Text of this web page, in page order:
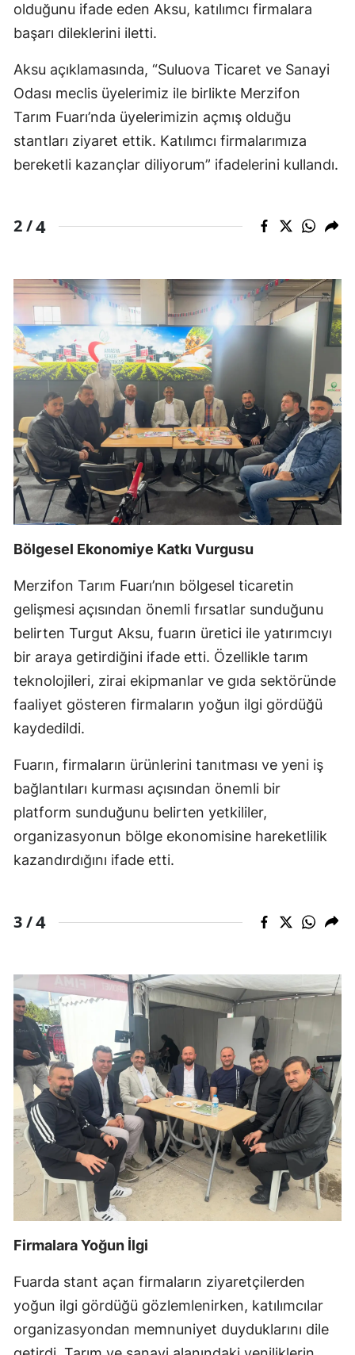
olduğunu ifade eden Aksu, katılımcı firmalara
başarı dileklerini iletti.
Aksu açıklamasında, “Suluova Ticaret ve Sanayi
Odası meclis üyelerimiz ile birlikte Merzifon
Tarım Fuarı’nda üyelerimizin açmış olduğu
stantları ziyaret ettik. Katılımcı firmalarımıza
bereketli kazançlar diliyorum” ifadelerini kullandı.
2 /4
Bölgesel Ekonomiye Katkı Vurgusu
Merzifon Tarım Fuarı’nın bölgesel ticaretin
gelişmesi açısından önemli fırsatlar sunduğunu
belirten Turgut Aksu, fuarın üretici ile yatırımcıyı
bir araya getirdiğini ifade etti. Özellikle tarım
teknolojileri, zirai ekipmanlar ve gıda sektöründe
faaliyet gösteren firmaların yoğun ilgi gördüğü
kaydedildi.
Fuarın, firmaların ürünlerini tanıtması ve yeni iş
bağlantıları kurması açısından önemli bir
platform sunduğunu belirten yetkililer,
organizasyonun bölge ekonomisine hareketlilik
kazandırdığını ifade etti.
3 /4
Firmalara Yoğun İlgi
Fuarda stant açan firmaların ziyaretçilerden
yoğun ilgi gördüğü gözlemlenirken, katılımcılar
organizasyondan memnuniyet duyduklarını dile